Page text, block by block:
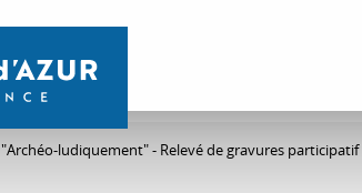
"Archéo-ludiquement" - Relevé de gravures participatif